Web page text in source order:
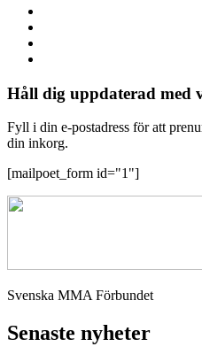
Håll dig uppdaterad med
Fyll i din e-postadress för att
din inkorg.
[mailpoet_form id="1"]
Svenska MMA Förbundet
Senaste nyheter